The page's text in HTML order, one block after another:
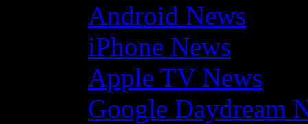
Android News
iPhone News
Apple TV News
Google Daydream